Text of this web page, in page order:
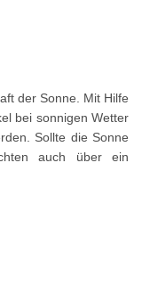
der Sonne. Mit Hilfe
bei sonnigen Wetter
Sollte die Sonne
auch über ein